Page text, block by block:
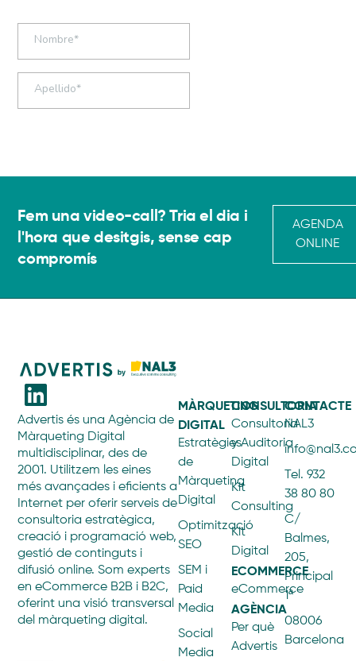
Fem una video-call? Tria el dia i
l'hora que desitgis, sense cap
compromís
AGENDA
ONLINE
Advertis és una Agència de
Màrqueting Digital
multidisciplinar, des de
2001. Utilitzem les eines
més avançades i eficients a
Internet per oferir serveis de
consultoria estratègica,
creació i programació web,
gestió de continguts i
difusió online. Som experts
en eCommerce B2B i B2C,
oferint una visió transversal
del màrqueting digital.
MÀRQUETING
DIGITAL
Estratègies
de
Màrqueting
Digital
Optimització
SEO
SEM i
Paid
Media
Social
Media
CONSULTORIA
Consultoría
y Auditoria
Digital
Kit
Consulting
Kit
Digital
ECOMMERCE
eCommerce
AGÈNCIA
Per què
Advertis
CONTACTE
NAL3
Tel. 932
38 80 80
C/
Balmes,
205,
Principal
1ª
08006
Barcelona